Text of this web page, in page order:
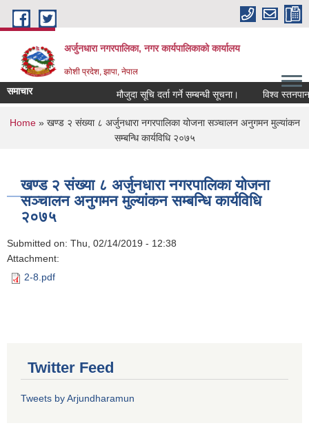
Skip to main content
अर्जुनधारा नगरपालिका, नगर कार्यपालिकाको कार्यालय
कोशी प्रदेश, झापा, नेपाल
समाचार मौजुदा सूचि दर्ता गर्ने सम्बन्धी सूचना। विश्व
You are here
Home» खण्ड २ संख्या ८ अर्जुनधारा नगरपालिका योजना सञ्चालन अनुगमन मुल्यांकन
सम्बन्धि कार्यविधि २०७५
खण्ड २ संख्या ८ अर्जुनधारा नगरपालिका योजना
सञ्चालन अनुगमन मुल्यांकन सम्बन्धि कार्यविधि
२०७५
Submitted on: Thu, 02/14/2019 - 12:38
Attachment:
2-8.pdf
Twitter Feed
Tweets by Arjundharamun